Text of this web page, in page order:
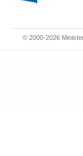
© 2000-2026